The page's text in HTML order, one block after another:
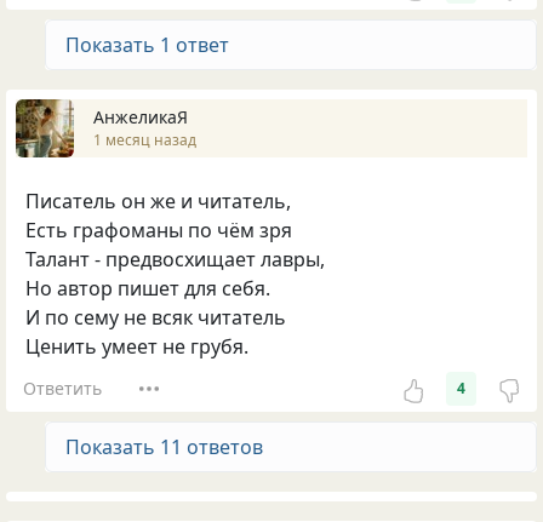
Показать 1 ответ
АнжеликаЯ
1 месяц назад
Писатель он же и читатель,
Есть графоманы по чём зря
Талант - предвосхищает лавры,
Но автор пишет для себя.
И по сему не всяк читатель
Ценить умеет не грубя.
Ответить 4
Показать 11 ответов